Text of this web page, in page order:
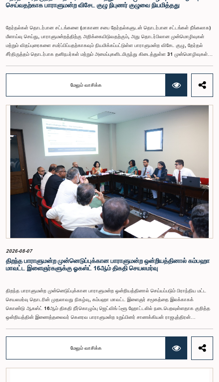
செய்வதற்காக பாராளுமன்ற விசேட குழு நிபுணர் குழுவை நியமித்தது
தேர்தல்கள் தொடர்பான சட்டங்களை (மாகாண சபை தேர்தல்களுடன் தொடர்பான சட்டங்கள் நீங்கலாக)
மீளாய்வு செய்து, பாராளுமன்றத்திற்கு அறிக்கையிடுவதற்கும், அது தொடர்பிலான முன்மொழிவுகள்
மற்றும் விதப்புரைகளை சமர்ப்பிப்பதற்காகவும் நியமிக்கப்பட்டுள்ள பாராளுமன்ற விசேட குழு, தேர்தல்
சீர்திருத்தம் தொடர்பாக தனிநபர்கள் மற்றும் அமைப்புகளிடமிருந்து கிடைத்துள்ள 31 முன்மொழிவுகள்
நியமித்துள்ளது.கௌரவ பொது நிர்வாக, மாகாண சபைகள் மற்றும் உள்ளூராட்சி அமைச்சர் பேராசிரியர்
ஏ.எச்.எம்.எச்.அபயரத்ன அவர்கள் தலைமையில் அண்மையில் பாராளுமன்றத்தில் நடைபெற்ற குறித்த
விசேட குழுக் கூட்டத்தின் போதே இத்தீர்மானம் எடுக்கப்பட்டது.2004, 2007 மற்றும் 2022 ஆம்
ஆண்டுகளில் வெளியிடப்பட்ட பாராளுமன்ற விசேட குழுக்களின் அறிக்கைகள் மற்றும் தனிநபர்கள்,
அமைப்புகள் ஆகியவற்றினால் சமர்ப்பிக்கப்பட்டுள்ள 31 முன்மொழிவுகளை அடிப்படையாகக் கொண்டு
தேர்தல் சீர்திருத்தங்கள் தொடர்பாக விரிவான கலந்துரையாடல் இங்கு இடம்பெற்றது.உள்ளூராட்சி
மன்றத் தேர்தல் முறைக்காக கலப்பு தேர்தல் முறையை அறிமுகப்படுத்துதல், சிறு கட்சிகள் மற்றும்
சிறுபான்மை குழுக்களின் பிரதிநிதித்துவத்தை உறுதிப்படுத்துதல், பெண்களின் பிரதிநிதித்துவத்தை
மேம்படுத்துதல், மின்னணு வாக்களிப்பு முறையை அறிமுகப்படுத்துதல், முன்கூட்டியே வாக்களிக்கும்
வசதியை ஏற்படுத்துதல் உள்ளிட்ட பல்வேறு முன்மொழிவுகள் தொடர்பில் இக்கூட்டத்தில் விசேட கவனம்
செலுத்தப்பட்டது.மேலும், வெளிநாடுகளில் வாழும் இலங்கையர்களுக்கு வாக்களிக்கும் உரிமையை
வழங்குவது தொடர்பான முன்மொழிவுகளும் பரிசீலிக்கப்பட்டதுடன், அதற்குத் தேவையான சட்ட மற்றும்
நிர்வாக ஏற்பாடுகள் குறித்து மேலும் விரிவான ஆய்வு மேற்கொள்ள வேண்டியதன் அவசியமும்
வலியுறுத்தப்பட்டது.விசேட குழுவினால் நியமிக்கப்பட்டுள்ள நிபுணர் குழு, கிடைத்துள்ள 31
முன்மொழிவுகளையும் முந்தைய பாராளுமன்ற விசேட குழுக்களின் அறிக்கைகளையும் பகுப்பாய்வு
செய்து, நடைமுறைக்கு ஏற்ற பரிந்துரைகளைக் கொண்ட அறிக்கையொன்றைத் தயாரிக்கவுள்ளது.
அதனைத் தொடர்ந்து, அந்தப் பரிந்துரைகளை ஆராய்ந்து அடுத்தகட்ட நடவடிக்கைகளை முன்னெடுக்க
குழு தீர்மானித்தது.இக்கூட்டத்தில், குழு உறுப்பினரான அமைச்சர் கலாநிதி உபாலி பன்னிலகே மற்றும்
பாராளுமன்ற உறுப்பினர்களான ரவி கருணாநாயக்க, ருவந்திலக ஜயக்கொடி மற்றும் கதிரவேலு
சண்முகம் குகதாசன் ஆகியோர் கலந்துகொண்டனர்.
மேலும் வாசிக்க
2026-08-07
திறந்த பாராளுமன்ற முன்னெடுப்புக்கான பாராளுமன்ற ஒன்றியத்தினால் கம்பஹா
மாவட்ட இளைஞர்களுக்கு ஓகஸ்ட் 16ஆம் திகதி செயலமர்வு
திறந்த பாராளுமன்ற முன்னெடுப்புக்கான பாராளுமன்ற ஒன்றியத்தினால் செய்யப்படும் பிராந்திய மட்ட
செயலமர்வு தொடரின் முதலாவது நிகழ்வு, கம்பஹா மாவட்ட இளைஞர் சமூகத்தை இலக்காகக்
கொண்டு ஆகஸ்ட் 16ஆம் திகதி நீர்கொழும்பு ஜெட்விங் ப்ளூ ஹோட்டலில் நடைபெறவுள்ளதாக குறித்த
ஒன்றியத்தின் இணைத்தலைவர் கௌரவ பாராளுமன்ற உறுப்பினர் சாணக்கியன் ராஜபுத்திரன்
பங்கேற்புடன் திறந்த பாராளுமன்றக் கருத்திட்டத்தை மேலும் முன்னெடுத்துச் செல்லும் நோக்கில் இந்த
செயலமர்வு தொடர் ஏற்பாடு செய்யப்படுகின்றது. இதில் ஒன்றியத்தின் உறுப்பினர்கள் மற்றும் கம்பஹா
மாவட்டத்தை பிரதிநிதித்துவப்படுத்தும் பாராளுமன்ற உறுப்பினர்களும் பங்கேற்கவிருக்கின்றனர்.இந்த
மேலும் வாசிக்க